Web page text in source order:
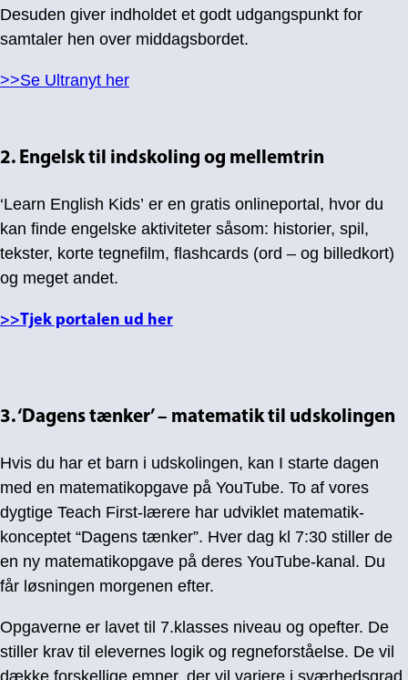
Desuden giver indholdet et godt udgangspunkt for
samtaler hen over middagsbordet.
>>Se Ultranyt her
2. Engelsk til indskoling og mellemtrin
‘Learn English Kids’ er en gratis onlineportal, hvor du
kan finde engelske aktiviteter såsom: historier, spil,
tekster, korte tegnefilm, flashcards (ord – og billedkort)
og meget andet.
>>Tjek portalen ud her
3. ‘Dagens tænker’ – matematik til udskolingen
Hvis du har et barn i udskolingen, kan I starte dagen
med en matematikopgave på YouTube. To af vores
dygtige Teach First-lærere har udviklet matematik-
konceptet “Dagens tænker”. Hver dag kl 7:30 stiller de
en ny matematikopgave på deres YouTube-kanal. Du
får løsningen morgenen efter.
Opgaverne er lavet til 7.klasses niveau og opefter. De
stiller krav til elevernes logik og regneforståelse. De vil
dække forskellige emner, der vil variere i sværhedsgrad.